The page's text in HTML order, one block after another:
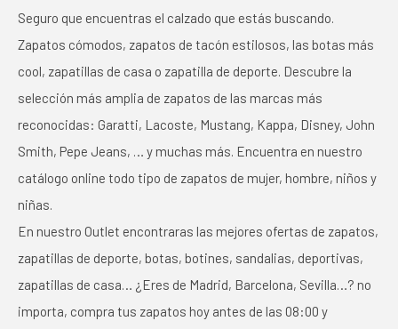
Seguro que encuentras el calzado que estás buscando.
Zapatos cómodos, zapatos de tacón estilosos, las botas más
cool, zapatillas de casa o zapatilla de deporte. Descubre la
selección más amplia de zapatos de las marcas más
reconocidas: Garatti, Lacoste, Mustang, Kappa, Disney, John
Smith, Pepe Jeans, … y muchas más. Encuentra en nuestro
catálogo online todo tipo de zapatos de mujer, hombre, niños y
niñas.
En nuestro Outlet encontraras las mejores ofertas de zapatos,
zapatillas de deporte, botas, botines, sandalias, deportivas,
zapatillas de casa… ¿Eres de Madrid, Barcelona, Sevilla…? no
importa, compra tus zapatos hoy antes de las 08:00 y